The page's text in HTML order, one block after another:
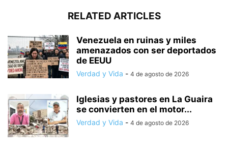
RELATED ARTICLES
Venezuela en ruinas y miles
amenazados con ser deportados
de EEUU
Verdad y Vida - 4 de agosto de 2026
Iglesias y pastores en La Guaira
se convierten en el motor...
Verdad y Vida - 4 de agosto de 2026